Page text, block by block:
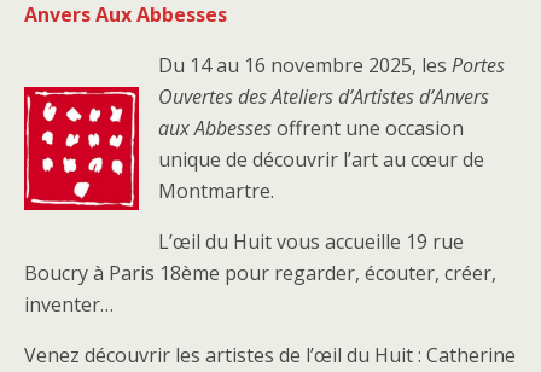
Anvers Aux Abbesses
Du 14 au 16 novembre 2025, les Portes
Ouvertes des Ateliers d’Artistes d’Anvers
aux Abbessesoffrent une occasion
unique de découvrir l’art au cœur de
Montmartre.
L’œil du Huit vous accueille 19 rue
Boucry à Paris 18ème pour regarder, écouter, créer,
inventer…
Venez découvrir les artistes de l’œil du Huit : Catherine